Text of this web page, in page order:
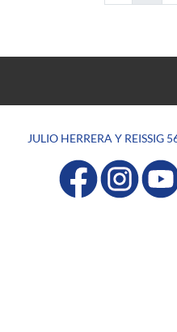
JULIO HERRERA Y REISSIG